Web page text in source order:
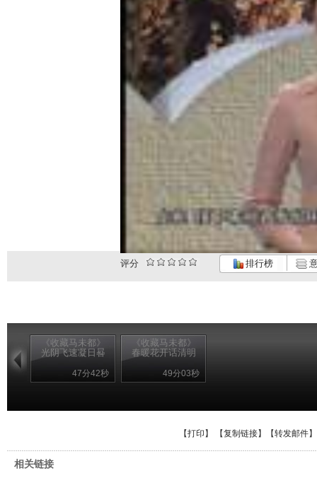
评分 排行榜
《收藏马未都》
光阴飞速凝日晷
47分42秒
《收藏马未都》
春暖花开话清明
49分03秒
【打印 】 【复制链接】【转发邮件
相关链接